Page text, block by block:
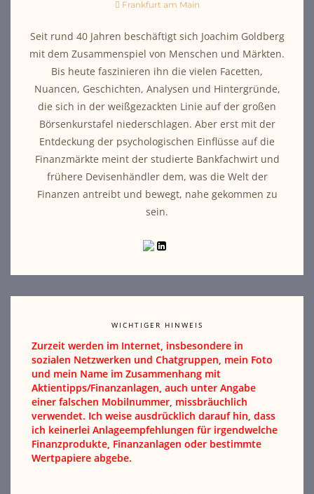
Frankfurt am Main
Seit rund 40 Jahren beschäftigt sich Joachim Goldberg
mit dem Zusammenspiel von Menschen und Märkten.
Bis heute faszinieren ihn die vielen Facetten,
Nuancen, Geschichten, Analysen und Hintergründe,
die sich in der weißgezackten Linie auf der großen
Börsenkurstafel niederschlagen. Aber erst mit der
Entdeckung der psychologischen Einflüsse auf die
Finanzmärkte meint der studierte Bankfachwirt und
frühere Devisenhändler dem, was die Welt der
Finanzen antreibt und bewegt, nahe gekommen zu
sein.
WICHTIGER HINWEIS
Zurzeit werden im Internet, insbesondere in
sozialen Netzwerken und Chatgruppen, mein Foto
und mein Name im Zusammenhang mit
Aktientipps/Finanzanlagen, auch unter Angabe
einer falschen Mobilnummer, missbräuchlich
verwendet. Ich weise ausdrücklich darauf hin, dass
ich keinerlei Anlageempfehlungen für irgendwelche
Finanzprodukte, Finanzanlagen oder bestimmte
Wertpapiere abgebe.